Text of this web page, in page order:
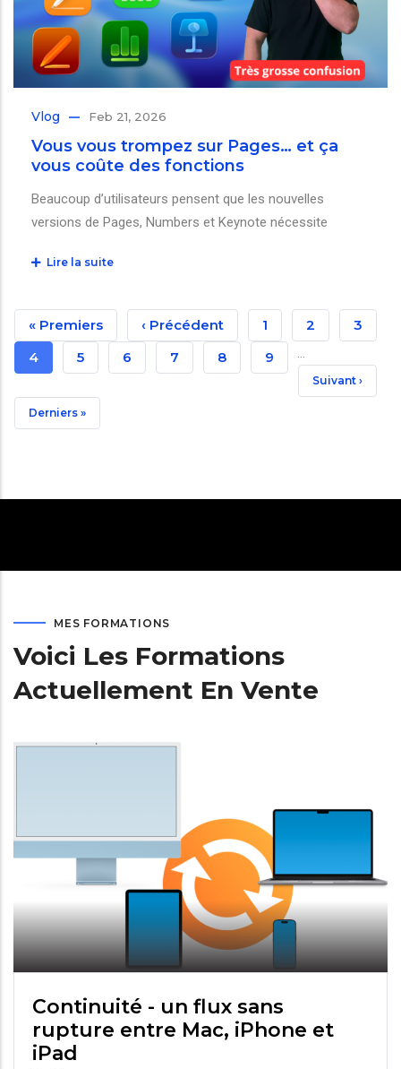
Vlog Feb 21, 2026
Vous vous trompez sur Pages… et ça
vous coûte des fonctions
Beaucoup d’utilisateurs pensent que les nouvelles
versions de Pages, Numbers et Keynote nécessite
Lire la suite
Pagination
Première
Page
« Premiers
Page
Précédente
‹ Précédent Page
1 Page
2 Page
3
Page
4 Page
5 Page
6 Page
7 Page
8 Page
9 …
Page
Suivant ›
Dernière
Derniers »
MES FORMATIONS
Voici Les Formations
Actuellement En Vente
Continuité - un flux sans
rupture entre Mac, iPhone et
iPad